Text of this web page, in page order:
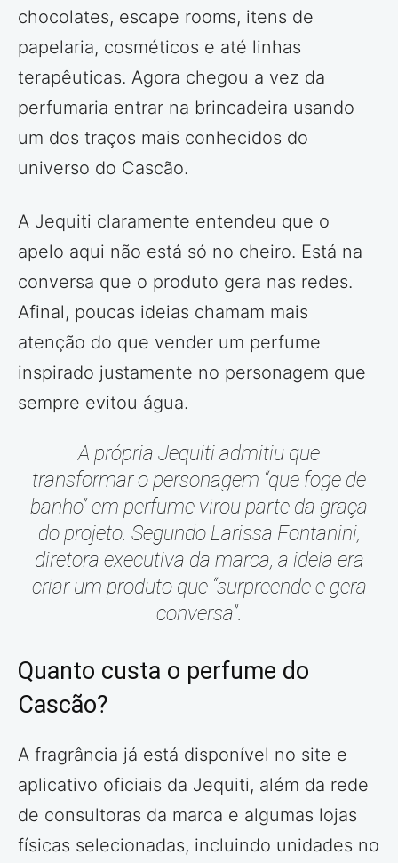
chocolates, escape rooms, itens de
papelaria, cosméticos e até linhas
terapêuticas. Agora chegou a vez da
perfumaria entrar na brincadeira usando
um dos traços mais conhecidos do
universo do Cascão.
A Jequiti claramente entendeu que o
apelo aqui não está só no cheiro. Está na
conversa que o produto gera nas redes.
Afinal, poucas ideias chamam mais
atenção do que vender um perfume
inspirado justamente no personagem que
sempre evitou água.
A própria Jequiti admitiu que
transformar o personagem “que foge de
banho” em perfume virou parte da graça
do projeto. Segundo Larissa Fontanini,
diretora executiva da marca, a ideia era
criar um produto que “surpreende e gera
conversa”.
Quanto custa o perfume do
Cascão?
A fragrância já está disponível no site e
aplicativo oficiais da Jequiti, além da rede
de consultoras da marca e algumas lojas
físicas selecionadas, incluindo unidades no